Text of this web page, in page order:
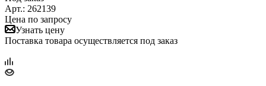
Арт.: 262139
Цена по запросу
Узнать цену
Поставка товара осуществляется под заказ